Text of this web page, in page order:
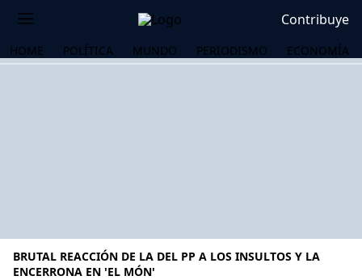
Contribuye
HOME POLÍTICA MUNDO PERIODISMO ECONOMÍA
BRUTAL REACCIÓN DE LA DEL PP A LOS INSULTOS Y LA
ENCERRONA EN 'EL MÓN'